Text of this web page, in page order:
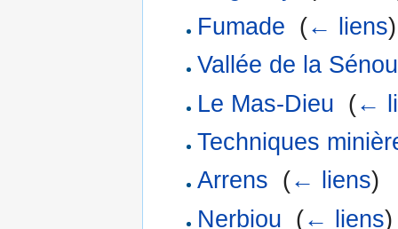
Fumade (← liens)
Vallée de la
Le Mas-Dieu (←
Techniques
Arrens (← liens)
Nerbiou (← liens)